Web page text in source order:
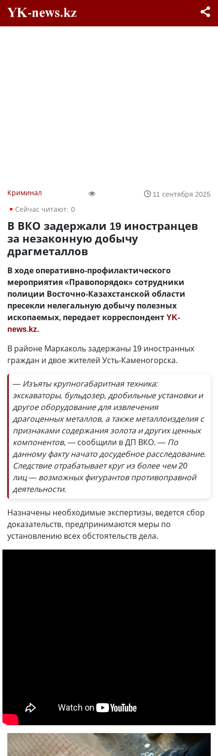
Криминал
11 сентября 2025
Сейчас читают: 0
В ВКО задержали 19 иностранцев
за незаконную добычу
драгметаллов
В ходе оперативно-профилактического
мероприятия «Правопорядок» сотрудники
полиции Восточно-Казахстанской области
пресекли нелегальную добычу полезных
ископаемых, передает корреспондентYK-
news.kz.
В районе Маркаколь задержаны 19 иностранных
граждан и двое жителей Усть-Каменогорска.
— Изъяты крупногабаритная техника:
экскаваторы, бульдозер, дробильные установки и
другое оборудование для извлечения
драгоценных металлов, а также металлоизделия с
признаками содержания золота и других ценных
компонентов, — сообщили в ДП ВКО. — По
данному факту начато досудебное расследование.
Следствие отрабатывает круг из более чем 20
лиц — возможных фигурантов противоправной
деятельности.
Назначены необходимые экспертизы, ведется сбор
доказательств, предпринимаются меры по
установлению всех обстоятельств дела.